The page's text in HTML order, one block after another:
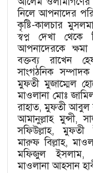
নিলে আপনাদের
কৃষ্টি-কালচার
স্বপ্ন দেখা
আপনাদেরকে
বক্তব্য রাখেন
সাংগঠনিক
মুফতী মুজাম্মেল
মাওলানা মোঃ
রাহাত, মুফতী আবুল
আমানুল্লাহ মুন্সী,
সফিউল্লাহ, মুফতী
মারুফ বিল্লাহ,
মফিজুল ইসলাম,
মাওলানা আহসান